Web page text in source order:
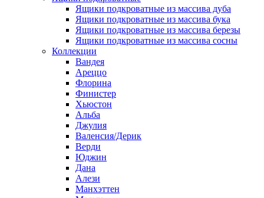
Ящики подкроватные из массива дуба
Ящики подкроватные из массива бука
Ящики подкроватные из массива березы
Ящики подкроватные из массива сосны
Коллекции
Вандея
Ареццо
Флорина
Финистер
Хьюстон
Альба
Джулия
Валенсия/Дерик
Верди
Юджин
Дана
Алези
Манхэттен